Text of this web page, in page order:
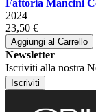
Fattoria Mancini
2024
23,50 €
Aggiungi al Carrello
Newsletter
Iscriviti alla nostra
Iscriviti